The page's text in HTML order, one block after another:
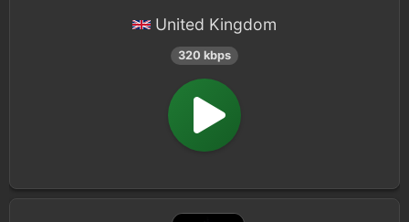
United Kingdom
320 kbps